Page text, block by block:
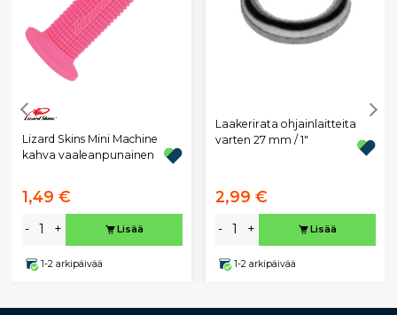
Lizard Skins Mini Machine
kahva vaaleanpunainen
1,49 €
- + Lisää
1-2 arkipäivää
Laakerirata ohjainlaitteita
varten 27 mm / 1"
2,99 €
- + Lisää
1-2 arkipäivää